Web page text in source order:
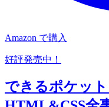
Amazon で購入
好評発売中！
できるポケッ